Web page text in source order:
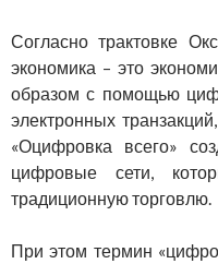
Согласно трактовке
экономика – это
образом с помощью
электронных
«Оцифровка всего»
цифровые сети,
традиционную торговлю.
При этом термин